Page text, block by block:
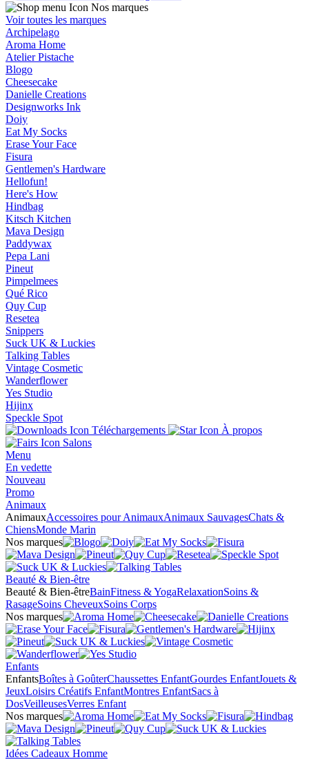
Nos marques
Voir toutes les marques
Archipelago
Aroma Home
Atelier Pistache
Blogo
Cheesecake
Danielle Creations
Designworks Ink
Doiy
Eat My Socks
Erase Your Face
Fisura
Gentlemen's Hardware
Hellofun!
Here's How
Hindbag
Kitsch Kitchen
Mava Design
Paddywax
Pepa Lani
Pineut
Pimpelmees
Qué Rico
Quy Cup
Resetea
Snippers
Suck UK & Luckies
Talking Tables
Vintage Cosmetic
Wanderflower
Yes Studio
Hijinx
Speckle Spot
Téléchargements
À propos
Salons
Menu
En vedette
Nouveau
Promo
Animaux
AnimauxAccessoires pour AnimauxAnimaux SauvagesChats &
ChiensMonde Marin
Nos marques
Beauté & Bien-être
Beauté & Bien-êtreBainFitness & YogaRelaxationSoins &
RasageSoins CheveuxSoins Corps
Nos marques
Enfants
EnfantsBoîtes à GoûterChaussettes EnfantGourdes EnfantJouets &
JeuxLoisirs Créatifs EnfantMontres EnfantSacs à
DosVeilleusesVerres Enfant
Nos marques
Idées Cadeaux Homme